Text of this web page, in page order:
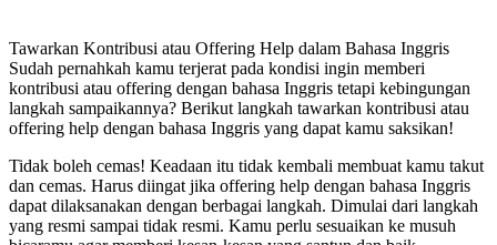
Tawarkan Kontribusi atau Offering Help dalam Bahasa Inggris
Sudah pernahkah kamu terjerat pada kondisi ingin memberi
kontribusi atau offering dengan bahasa Inggris tetapi kebingungan
langkah sampaikannya? Berikut langkah tawarkan kontribusi atau
offering help dengan bahasa Inggris yang dapat kamu saksikan!
Tidak boleh cemas! Keadaan itu tidak kembali membuat kamu takut
dan cemas. Harus diingat jika offering help dengan bahasa Inggris
dapat dilaksanakan dengan berbagai langkah. Dimulai dari langkah
yang resmi sampai tidak resmi. Kamu perlu sesuaikan ke musuh